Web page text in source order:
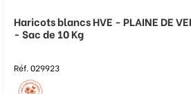
Haricots blancs HVE - PLAINE DE
- Sac de 10 Kg
Réf. 029923